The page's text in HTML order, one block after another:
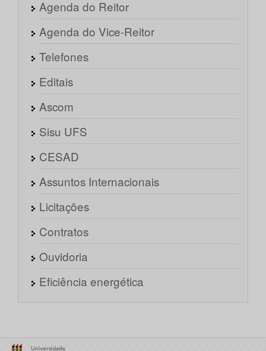
Agenda do Reitor
Agenda do Vice-Reitor
Telefones
Editais
Ascom
Sisu UFS
CESAD
Assuntos Internacionais
Licitações
Contratos
Ouvidoria
Eficiência energética